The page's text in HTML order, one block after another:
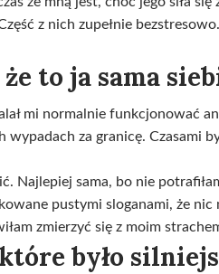
z nich zupełnie
to ja sama
mi normalnie funkcjonować
za granicę. Czasami
Najlepiej sama, bo nie
pustymi sloganami, że nic
zmierzyć się z moim
było